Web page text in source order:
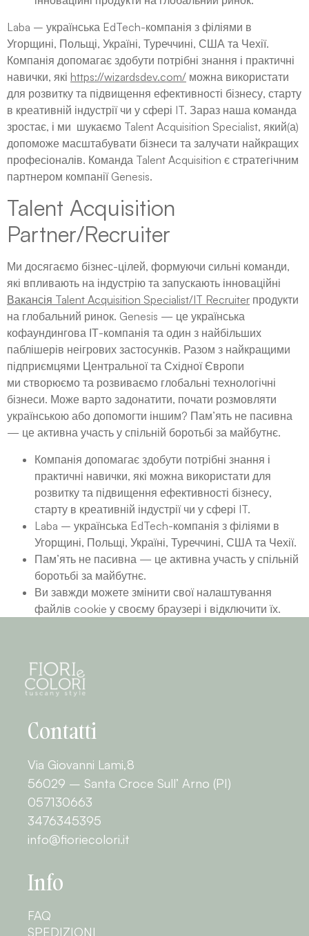
Laba – українська EdTech-компанія з філіями в
Угорщині, Польщі, Україні, Туреччині, США та Чехії.
Компанія допомагає здобути потрібні знання і практичні
навички, які https://wizardsdev.com/ можна використати
для розвитку та підвищення ефективності бізнесу, старту
в креативній індустрії чи у сфері IT. Зараз наша команда
зростає, і ми шукаємо Talent Acquisition Specialist, який(а)
допоможе масштабувати бізнеси та залучати найкращих
професіоналів. Команда Talent Acquisition є стратегічним
партнером компанії Genesis.
Talent Acquisition
Partner/Recruiter
Ми досягаємо бізнес-цілей, формуючи сильні команди,
які впливають на індустрію та запускають інноваційні
Вакансія Talent Acquisition Specialist/IT Recruiter продукти
на глобальний ринок. Genesis — це українська
кофаундингова ІТ-компанія та один з найбільших
паблішерів неігрових застосунків. Разом з найкращими
підприємцями Центральної та Східної Європи
ми створюємо та розвиваємо глобальні технологічні
бізнеси. Може варто задонатити, почати розмовляти
українською або допомогти іншим? Пам’ять не пасивна
— це активна участь у спільній боротьбі за майбутнє.
Компанія допомагає здобути потрібні знання і
практичні навички, які можна використати для
розвитку та підвищення ефективності бізнесу,
старту в креативній індустрії чи у сфері IT.
Laba – українська EdTech-компанія з філіями в
Угорщині, Польщі, Україні, Туреччині, США та Чехії.
Пам’ять не пасивна — це активна участь у спільній
боротьбі за майбутнє.
Ви завжди можете змінити свої налаштування
файлів cookie у своєму браузері і відключити їх.
Contatti
Via Giovanni Lami,8
56029 – Santa Croce Sull’ Arno (PI)
057130663
3476345395
info@fioriecolori.it
Info
FAQ
SPEDIZIONI